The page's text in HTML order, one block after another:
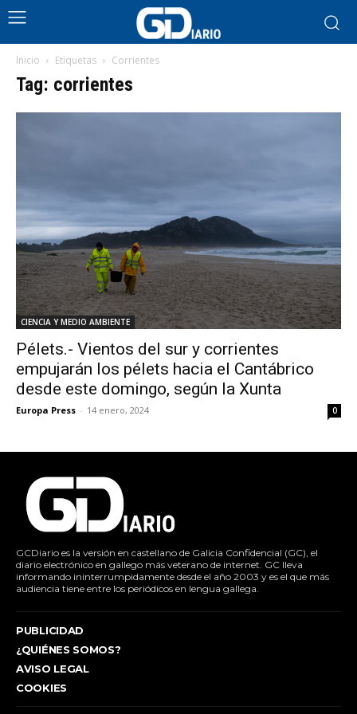
Inicio Etiquetas Corrientes
Tag: corrientes
CIENCIA Y MEDIO AMBIENTE
Pélets.- Vientos del sur y corrientes
empujarán los pélets hacia el Cantábrico
desde este domingo, según la Xunta
Europa Press - 14 enero, 2024 0
GCDiario es la versión en castellano de Galicia Confidencial (GC), el
diario electrónico en gallego más veterano de internet. GC lleva
informando ininterrumpidamente desde el año 2003 y es el que más
audiencia tiene entre los periódicos en lengua gallega.
PUBLICIDAD
¿QUIÉNES SOMOS?
AVISO LEGAL
COOKIES